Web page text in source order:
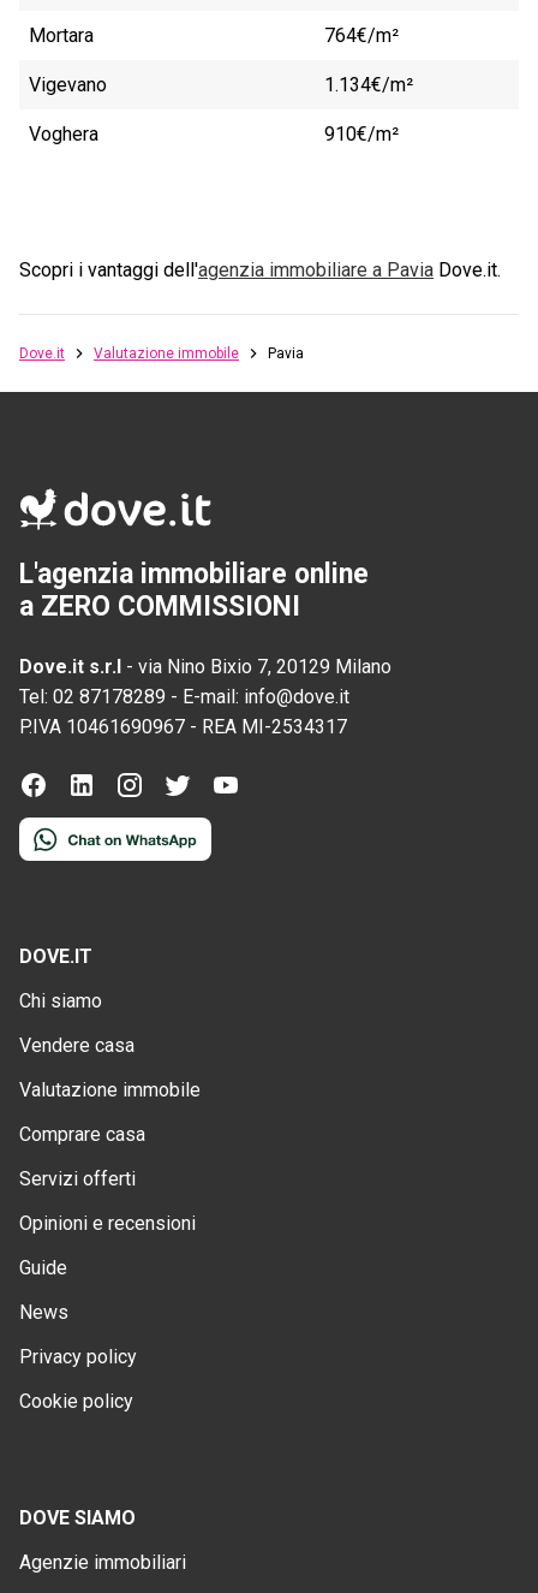
Mortara 764€/m²
Vigevano 1.134€/m²
Voghera 910€/m²
Scopri i vantaggi dell'agenzia immobiliare a Pavia Dove.it.
Dove.it Valutazione immobile Pavia
L'agenzia immobiliare online
a ZERO COMMISSIONI
Dove.it s.r.l - via Nino Bixio 7, 20129 Milano
Tel: 02 87178289 - E-mail: info@dove.it
P.IVA 10461690967 - REA MI-2534317
DOVE.IT
Chi siamo
Vendere casa
Valutazione immobile
Comprare casa
Servizi offerti
Opinioni e recensioni
Guide
News
Privacy policy
Cookie policy
DOVE SIAMO
Agenzie immobiliari